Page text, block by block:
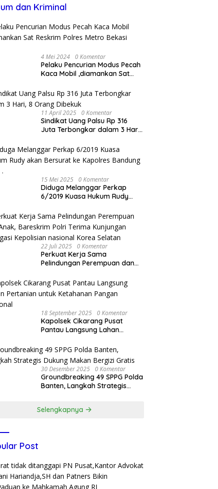
dan Kriminal
4 Mei 2024 0 Komentar
Pelaku Pencurian Modus Pecah
Kaca Mobil ,diamankan Sat
Kota
11 April 2025 0 Komentar
Sindikat Uang Palsu Rp 316
Juta Terbongkar dalam 3 Hari,
15 Mei 2025 0 Komentar
Diduga Melanggar Perkap
6/2019 Kuasa Hukum Rudy
Bandung Kota .
22 Juli 2025 0 Komentar
Perkuat Kerja Sama
Pelindungan Perempuan dan
Kunjungan Delegasi Kepolisian
nasional Korea Selatan
18 September 2025 0 Komentar
Kapolsek Cikarang Pusat
Pantau Langsung Lahan
Pangan Nasional
30 Desember 2025 0 Komentar
Groundbreaking 49 SPPG Polda
Banten, Langkah Strategis
Selengkapnya
Post